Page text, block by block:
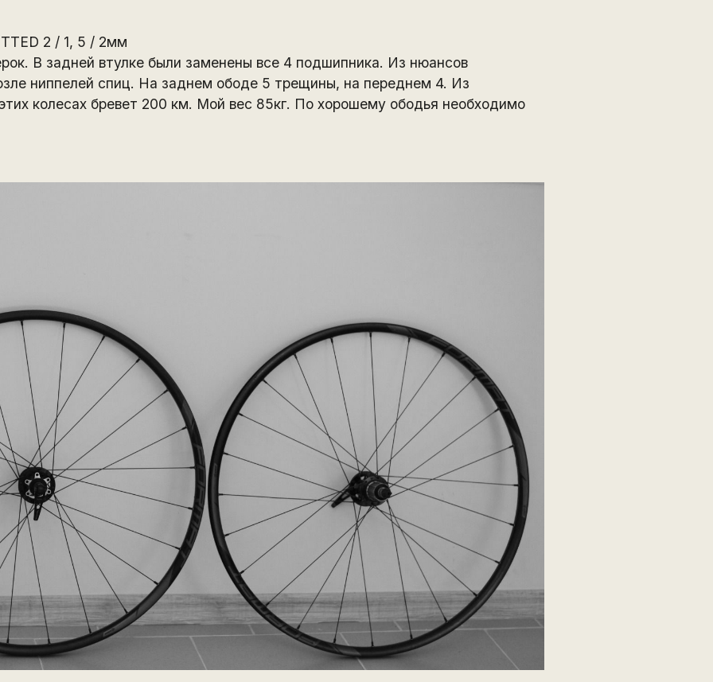
2 / 1, 5 / 2мм
В задней втулке были заменены все 4 подшипника. Из нюансов
ниппелей спиц. На заднем ободе 5 трещины, на переднем 4. Из
колесах бревет 200 км. Мой вес 85кг. По хорошему ободья необходимо